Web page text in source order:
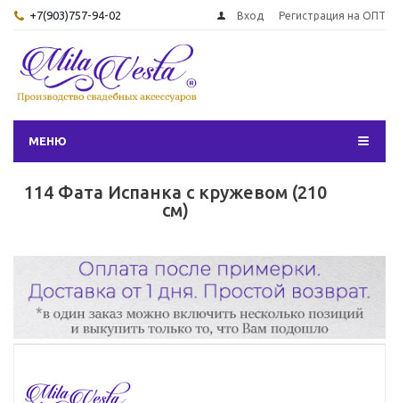
+7(903)757-94-02 Вход Регистрация на ОПТ
МЕНЮ
114 Фата Испанка с кружевом (210
см)